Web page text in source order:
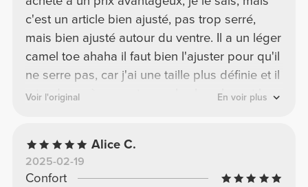
c'est un article bien ajusté, pas trop serré,
mais bien ajusté autour du ventre. Il a un léger
camel toe ahaha il faut bien l'ajuster pour qu'il
ne serre pas, car j'ai une taille plus définie et il
a tendance à remonter sur les hanches et la
la transpiration qui vous empêche de bouger !
:D Excellent achat dans l'ensemble !
Voir l'original En voir plus
Alice C.
2025-02-19
Confort